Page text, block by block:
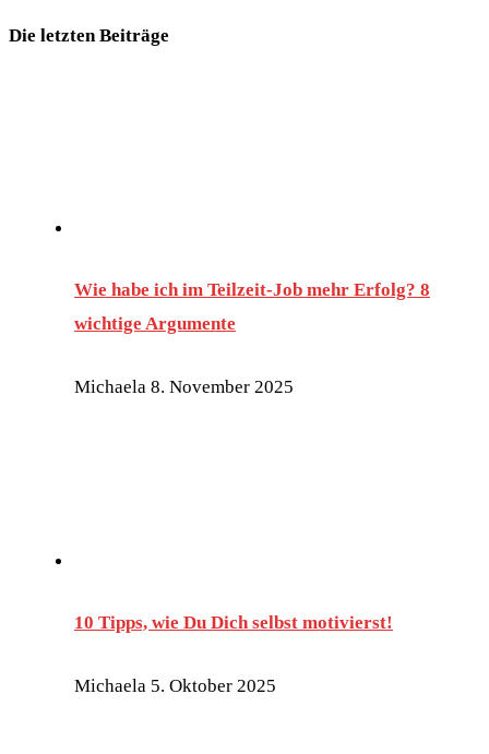
Die letzten Beiträge
Wie habe ich im Teilzeit-Job mehr Erfolg? 8
wichtige Argumente
Michaela 8. November 2025
10 Tipps, wie Du Dich selbst motivierst!
Michaela 5. Oktober 2025